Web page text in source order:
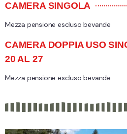
CAMERA SINGOLA
Mezza pensione escluso bevande
CAMERA DOPPIA USO
20 AL 27
Mezza pensione escluso bevande